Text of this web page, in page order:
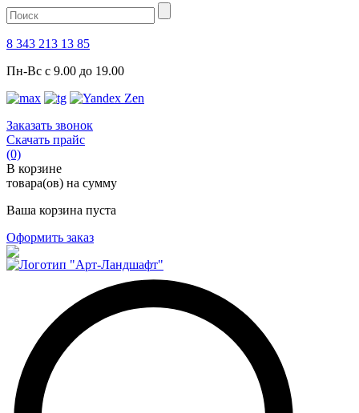
8 343 213 13 85
Пн-Вс с 9.00 до 19.00
Заказать звонок
Скачать прайс
(0)
В корзине
товара(ов) на сумму
Ваша корзина пуста
Оформить заказ